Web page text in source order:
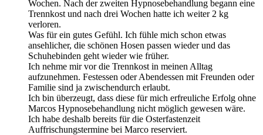
Wochen. Nach der zweiten Hypnosebehandlung begann eine
Trennkost und nach drei Wochen hatte ich weiter 2 kg
verloren.
Was für ein gutes Gefühl. Ich fühle mich schon etwas
ansehlicher, die schönen Hosen passen wieder und das
Schuhebinden geht wieder wie früher.
Ich nehme mir vor die Trennkost in meinen Alltag
aufzunehmen. Festessen oder Abendessen mit Freunden oder
Familie sind ja zwischendurch erlaubt.
Ich bin überzeugt, dass diese für mich erfreuliche Erfolg ohne
Marcos Hypnosebehandlung nicht möglich gewesen wäre.
Ich habe deshalb bereits für die Osterfastenzeit
Auffrischungstermine bei Marco reserviert.